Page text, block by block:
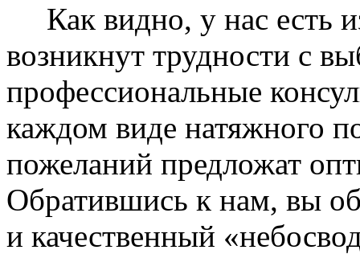
Как видно, у нас есть
возникнут трудности с
профессиональные
каждом виде натяжного
пожеланий предложат
Обратившись к нам, вы
и качественный